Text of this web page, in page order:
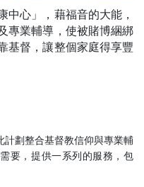
中心」，藉福音的大能，
專業輔導，使被賭博綑綁
基督，讓整個家庭得享豐
計劃整合基督教信仰與專業輔
要，提供一系列的服務，包